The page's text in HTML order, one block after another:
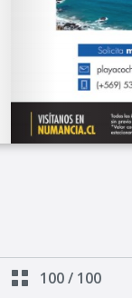
100/ 100